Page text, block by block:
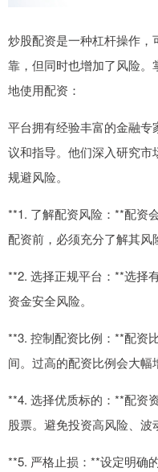
炒股配资是一种杠杆操作
靠，但同时也增加了风险
地使用配资：
平台拥有经验丰富的金融
议和指导。他们深入研究市
规避风险。
**1. 了解配资风险：**配资
配资前，必须充分了解其风
**2. 选择正规平台：**选择
资金安全风险。
**3. 控制配资比例：**配资
间。过高的配资比例会大幅
**4. 选择优质标的：**配资
股票。避免投资高风险、波
**5. 严格止损：**设定明确